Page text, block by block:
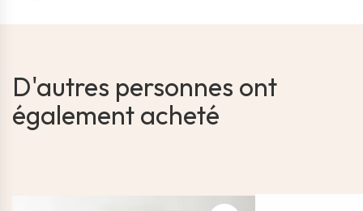
D'autres personnes ont
également acheté